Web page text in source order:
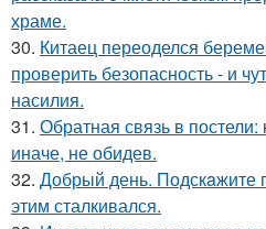
храме.
30. Китаец переоделся
проверить безопасность - и
насилия.
31. Обратная связь в постели:
иначе, не обидев.
32. Добрый день. Подскaжите
этим сталкивался.